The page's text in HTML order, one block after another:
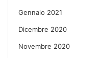
Gennaio 2021
Dicembre 2020
Novembre 2020